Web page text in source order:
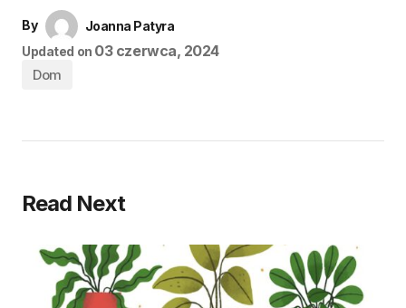
By
Joanna Patyra
Updated on 03 czerwca, 2024
Dom
Read Next